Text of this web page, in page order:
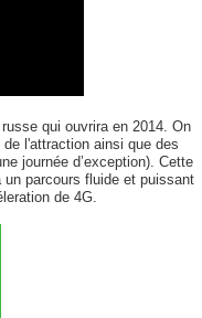
qui ouvrira en 2014. On
l'attraction ainsi que des
journée d’exception). Cette
parcours fluide et puissant
de 4G.